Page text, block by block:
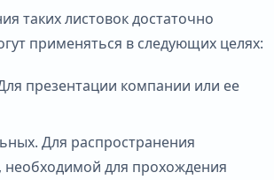
таких листовок достаточно
применяться в следующих целях:
презентации компании или ее
Для распространения
для прохождения